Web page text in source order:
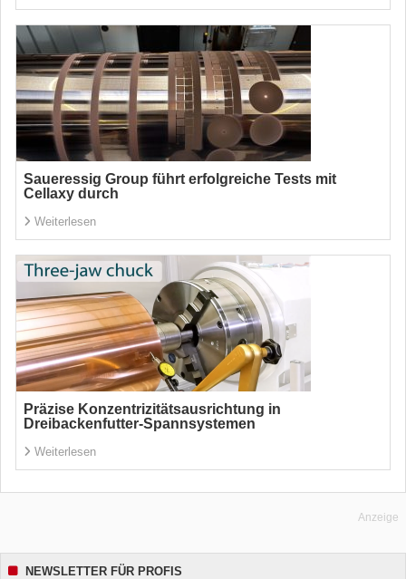
Saueressig Group führt erfolgreiche Tests mit
Cellaxy durch
Weiterlesen
Präzise Konzentrizitätsausrichtung in
Dreibackenfutter-Spannsystemen
Weiterlesen
Anzeige
NEWSLETTER FÜR PROFIS